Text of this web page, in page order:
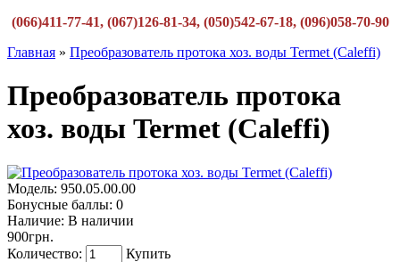
(066)411-77-41, (067)126-81-34, (050)542-67-18, (096)058-70-90
Главная » Преобразователь протока хоз. воды Termet (Caleffi)
Преобразователь протока
хоз. воды Termet (Caleffi)
Модель: 950.05.00.00
Бонусные баллы: 0
Наличие: В наличии
900грн.
Количество:
Купить